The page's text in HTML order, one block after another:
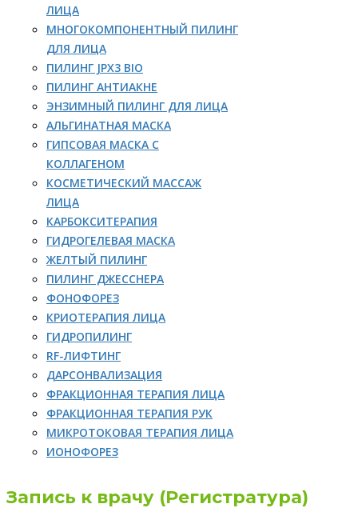
ЛИЦА
МНОГОКОМПОНЕНТНЫЙ ПИЛИНГ
ДЛЯ ЛИЦА
ПИЛИНГ JPX3 BIO
ПИЛИНГ АНТИАКНЕ
ЭНЗИМНЫЙ ПИЛИНГ ДЛЯ ЛИЦА
АЛЬГИНАТНАЯ МАСКА
ГИПСОВАЯ МАСКА С
КОЛЛАГЕНОМ
КОСМЕТИЧЕСКИЙ МАССАЖ
ЛИЦА
КАРБОКСИТЕРАПИЯ
ГИДРОГЕЛЕВАЯ МАСКА
ЖЕЛТЫЙ ПИЛИНГ
ПИЛИНГ ДЖЕССНЕРА
ФОНОФОРЕЗ
КРИОТЕРАПИЯ ЛИЦА
ГИДРОПИЛИНГ
RF-ЛИФТИНГ
ДАРСОНВАЛИЗАЦИЯ
ФРАКЦИОННАЯ ТЕРАПИЯ ЛИЦА
ФРАКЦИОННАЯ ТЕРАПИЯ РУК
МИКРОТОКОВАЯ ТЕРАПИЯ ЛИЦА
ИОНОФОРЕЗ
Запись к врачу (Регистратура)